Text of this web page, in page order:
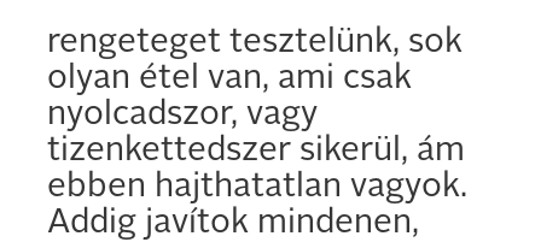
rengeteget tesztelünk, sok
olyan étel van, ami csak
nyolcadszor, vagy
tizenkettedszer sikerül, ám
ebben hajthatatlan vagyok.
Addig javítok mindenen,